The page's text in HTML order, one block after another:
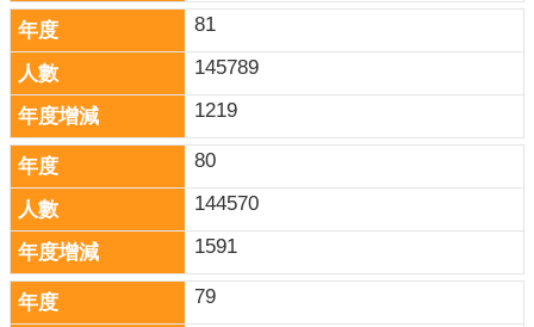
81
145789
1219
80
144570
1591
79